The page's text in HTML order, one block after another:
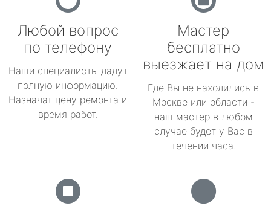
Любой вопрос
по телефону
Наши специалисты дадут
полную информацию.
Назначат цену ремонта и
время работ.
Мастер
бесплатно
выезжает на дом
Где Вы не находились в
Москве или области -
наш мастер в любом
случае будет у Вас в
течении часа.